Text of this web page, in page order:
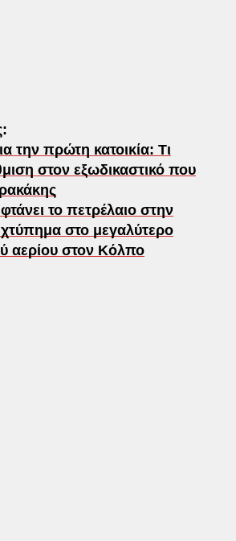
την πρώτη κατοικία: Τι
στον εξωδικαστικό που
το πετρέλαιο στην
στο μεγαλύτερο
αερίου στον Κόλπο